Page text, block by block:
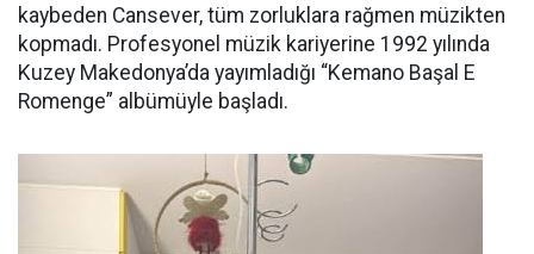
kaybeden Cansever, tüm zorluklara rağmen müzikten
kopmadı. Profesyonel müzik kariyerine 1992 yılında
Kuzey Makedonya’da yayımladığı “Kemano Başal E
Romenge” albümüyle başladı.